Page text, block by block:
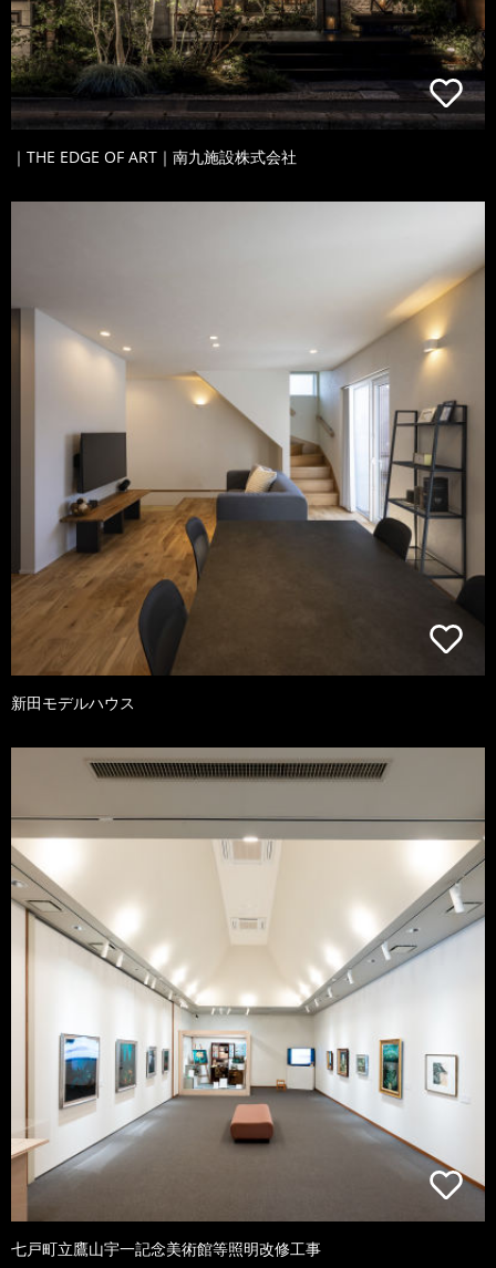
｜THE EDGE OF ART｜南九施設株式会社
新田モデルハウス
七戸町立鷹山宇一記念美術館等照明改修工事